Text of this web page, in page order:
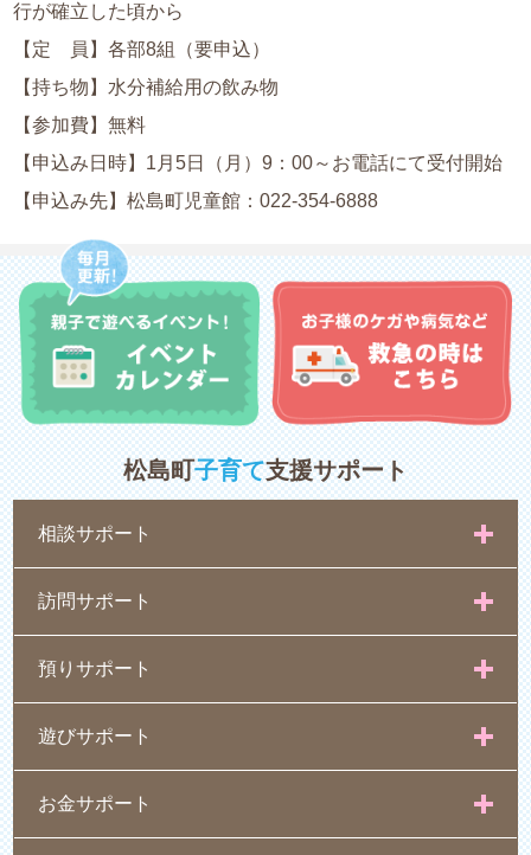
行が確立した頃から
【定 員】各部8組（要申込）
【持ち物】水分補給用の飲み物
【参加費】無料
【申込み日時】1月5日（月）9：00～お電話にて受付開始
【申込み先】松島町児童館：022-354-6888
松島町子育て支援サポート
相談サポート
訪問サポート
預りサポート
遊びサポート
お金サポート